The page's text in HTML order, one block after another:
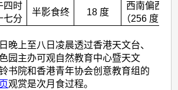
四时
七分
半影食终 18 度
西南偏西
（256 度）
晚上至八日凌晨透过香港天文台、
园主办可观自然教育中心暨天文
书院和香港青年协会创意教育组的
观赏是次月食过程。